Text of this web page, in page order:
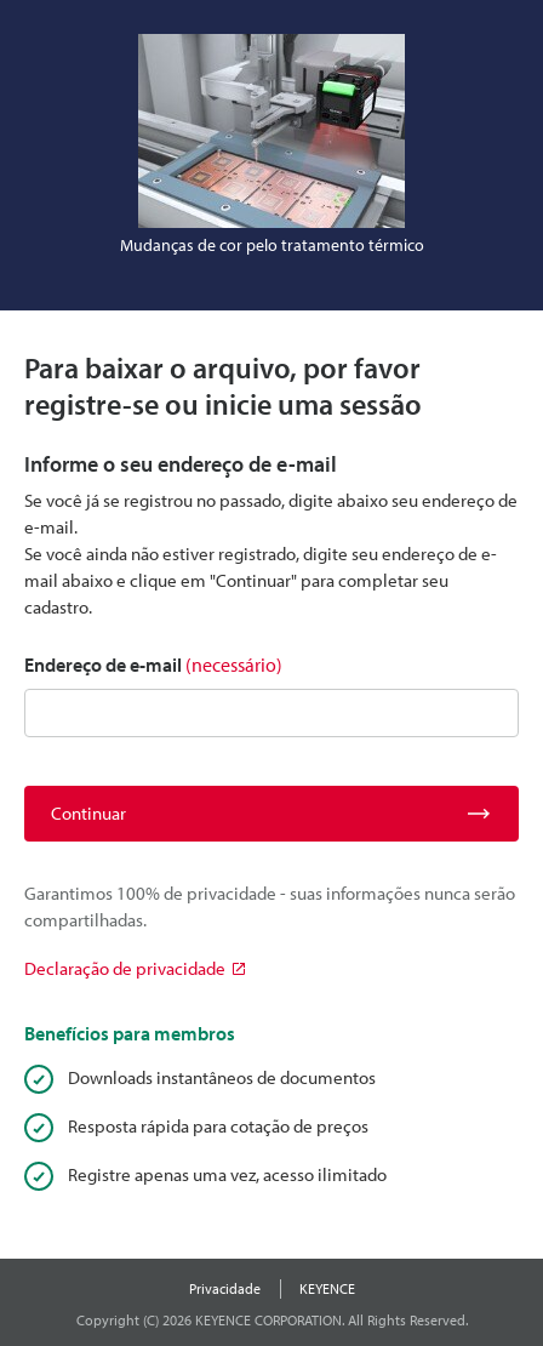
Mudanças de cor pelo tratamento térmico
Para baixar o arquivo, por favor
registre-se ou inicie uma sessão
Informe o seu endereço de e-mail
Se você já se registrou no passado, digite abaixo seu endereço de
e-mail.
Se você ainda não estiver registrado, digite seu endereço de e-
mail abaixo e clique em "Continuar" para completar seu
cadastro.
Endereço de e-mail (necessário)
Continuar
Garantimos 100% de privacidade - suas informações nunca serão
compartilhadas.
Declaração de privacidade
Benefícios para membros
Downloads instantâneos de documentos
Resposta rápida para cotação de preços
Registre apenas uma vez, acesso ilimitado
Privacidade
KEYENCE
Copyright (C) 2026 KEYENCE CORPORATION. All Rights Reserved.